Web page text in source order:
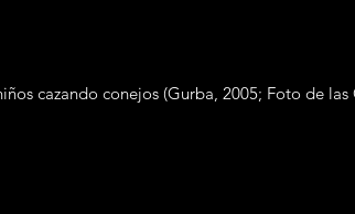
cazando conejos (Gurba, 2005; Foto de las